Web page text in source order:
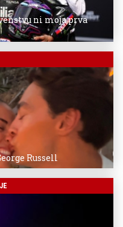
ni moja prva
Russell